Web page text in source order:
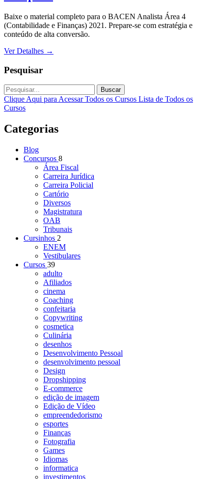
Baixe o material completo para o BACEN Analista Área 4
(Contabilidade e Finanças) 2021. Prepare-se com estratégia e
conteúdo de alta conversão.
Ver Detalhes →
Pesquisar
Buscar
Clique Aqui para Acessar Todos os Cursos Lista de Todos os
Cursos
Categorias
Blog
Concursos 8
Área Fiscal
Carreira Jurídica
Carreira Policial
Cartório
Diversos
Magistratura
OAB
Tribunais
Cursinhos 2
ENEM
Vestibulares
Cursos 39
adulto
Afiliados
cinema
Coaching
confeitaria
Copywriting
cosmetica
Culinária
desenhos
Desenvolvimento Pessoal
desenvolvimento pessoal
Design
Dropshipping
E-commerce
edição de imagem
Edição de Vídeo
empreendedorismo
esportes
Finanças
Fotografia
Games
Idiomas
informatica
investimentos